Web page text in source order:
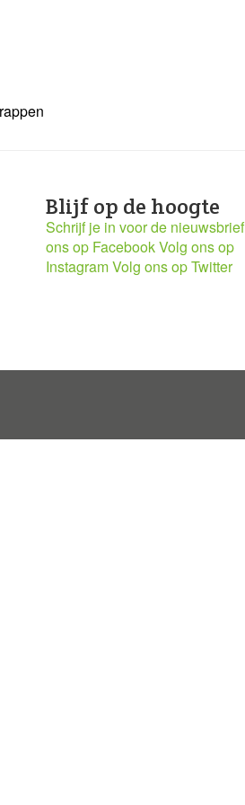
Blijf op de hoogte
Schrijf je in voor de nieuwsbrief
ons op FacebookVolg ons op
InstagramVolg ons op Twitter